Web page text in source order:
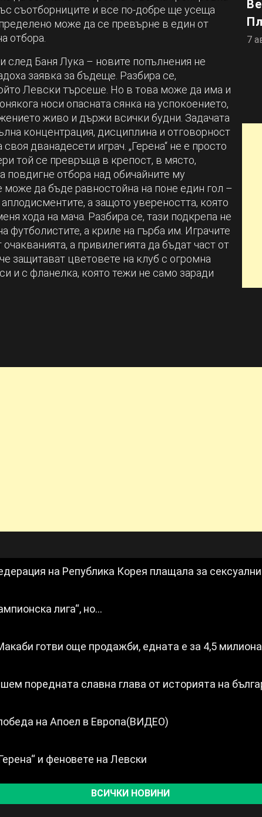
съотборниците и все по-добре ще усеща
може да се превърне в един от
отбора.
след Баня Лука – новите попълнения не
заявка за бъдеще. Разбира се,
Левски търсеше. Но в това може да има и
носи опасната сянка на успокоението,
живо и държи всички будни. Задачата
концентрация, дисциплина и отговорност
дванадесети играч. „Герена“ не е просто
той се превръща в крепост, в място,
повдигне отбора над обичайните му
да бъде равностойна на поне един гол –
а защото увереността, която
хода на мача. Разбира се, тази подкрепа не
футболистите, а криле на гърба им. Играчите
а привилегията да бъдат част от
защитават цветовете на клуб с огромна
и с фланелка, която тежи не само заради
7
на Република Корея плащала за
лига“, но…
готви още продажби, едната е за 4,5
поредната славна глава от историята на
на Апоел в Европа(ВИДЕО)
и феновете на Левски
ВСИЧКИ НОВИНИ